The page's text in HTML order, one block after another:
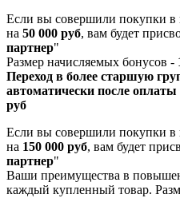
Если вы совершили покупки в
на 50 000 руб, вам будет
партнер"
Размер начисляемых бонусов -
Переход в более старшую
автоматически после оплаты
руб
Если вы совершили покупки в
на 150 000 руб, вам будет
партнер"
Ваши преимущества в
каждый купленный товар.